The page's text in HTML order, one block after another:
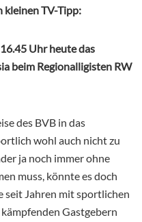
kleinen TV-Tipp:
Uhr heute das
beim Regionalligisten RW
des BVB in das
wohl auch nicht zu
ja noch immer ohne
muss, könnte es doch
seit Jahren mit sportlichen
Gastgebern